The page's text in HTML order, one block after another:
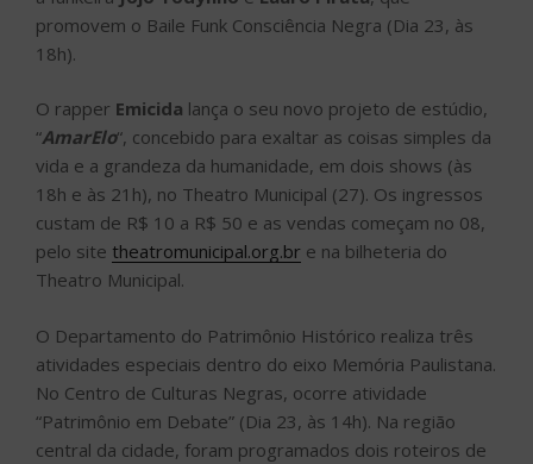
promovem o Baile Funk Consciência Negra (Dia 23, às
18h).
O rapper Emicida lança o seu novo projeto de estúdio,
“AmarElo“, concebido para exaltar as coisas simples da
vida e a grandeza da humanidade, em dois shows (às
18h e às 21h), no Theatro Municipal (27). Os ingressos
custam de R$ 10 a R$ 50 e as vendas começam no 08,
pelo site theatromunicipal.org.br e na bilheteria do
Theatro Municipal.
O Departamento do Patrimônio Histórico realiza três
atividades especiais dentro do eixo Memória Paulistana.
No Centro de Culturas Negras, ocorre atividade
“Patrimônio em Debate” (Dia 23, às 14h). Na região
central da cidade, foram programados dois roteiros de